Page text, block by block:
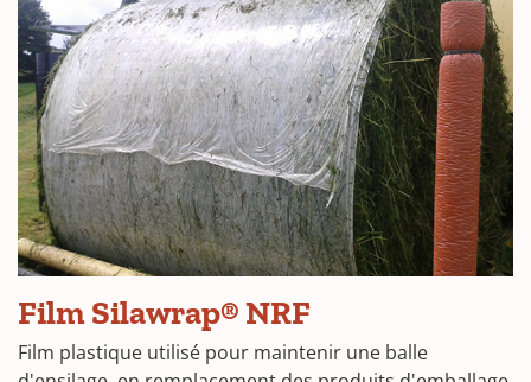
Film Silawrap® NRF(Opens
in
Film plastique utilisé pour maintenir une balle